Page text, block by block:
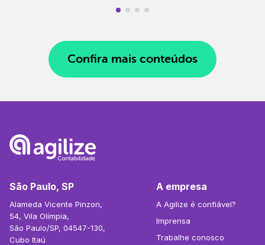
Confira mais conteúdos
São Paulo, SP
Alameda Vicente Pinzon,
54, Vila Olímpia,
São Paulo/SP, 04547-130,
Cubo Itaú
A empresa
A Agilize é confiável?
Imprensa
Trabalhe conosco